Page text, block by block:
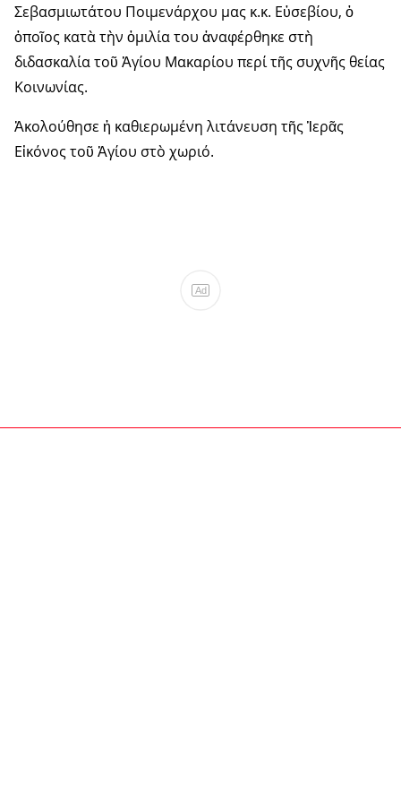
Σεβασμιωτάτου Ποιμενάρχου μας κ.κ. Εὐσεβίου, ὁ
ὁποῖος κατὰ τὴν ὁμιλία του ἀναφέρθηκε στὴ
διδασκαλία τοῦ Ἁγίου Μακαρίου περί τῆς συχνῆς θείας
Κοινωνίας.
Ἀκολούθησε ἡ καθιερωμένη λιτάνευση τῆς Ἱερᾶς
Εἰκόνος τοῦ Ἁγίου στὸ χωριό.
Ad